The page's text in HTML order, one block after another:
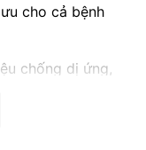
cho cả bệnh
chống dị ứng,
dễ dàng vệ
nghiệp.
ống dẫn âm